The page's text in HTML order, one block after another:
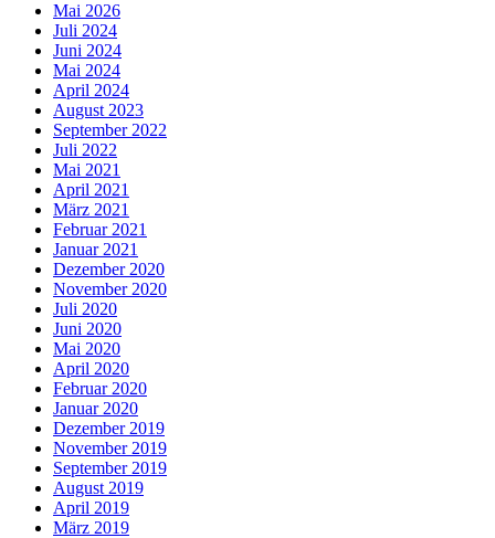
Mai 2026
Juli 2024
Juni 2024
Mai 2024
April 2024
August 2023
September 2022
Juli 2022
Mai 2021
April 2021
März 2021
Februar 2021
Januar 2021
Dezember 2020
November 2020
Juli 2020
Juni 2020
Mai 2020
April 2020
Februar 2020
Januar 2020
Dezember 2019
November 2019
September 2019
August 2019
April 2019
März 2019